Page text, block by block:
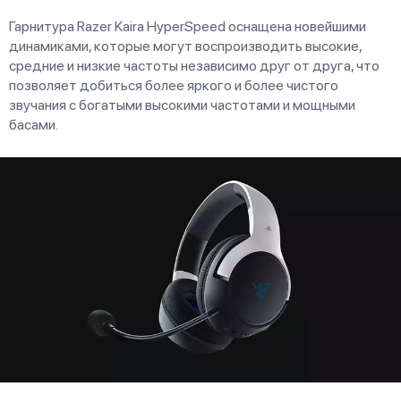
Гарнитура Razer Kaira HyperSpeed оснащена новейшими
динамиками, которые могут воспроизводить высокие,
средние и низкие частоты независимо друг от друга, что
позволяет добиться более яркого и более чистого
звучания с богатыми высокими частотами и мощными
басами.